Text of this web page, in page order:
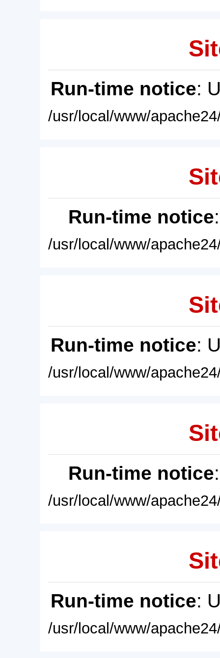
Run-time notice:
/usr/local/www/
Run-time notice
/usr/local/www/
Run-time notice:
/usr/local/www/
Run-time notice
/usr/local/www/
Run-time notice:
/usr/local/www/